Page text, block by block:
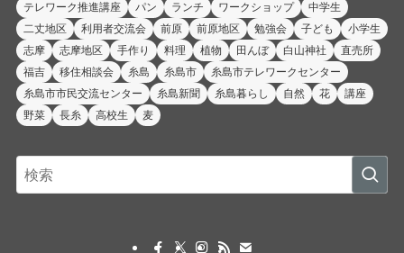
テレワーク推進講座
パン ランチ ワークショップ
中学生
二丈地区
利用者交流会 前原 前原地区 勉強会 子ども
小学生
志摩
志摩地区 手作り 料理 植物 田んぼ 白山神社
直売所
福吉
移住相談会 糸島 糸島市
糸島市テレワークセンター
糸島市市民交流センター
糸島新聞 糸島暮らし 自然 花
講座
野菜
長糸 高校生 麦